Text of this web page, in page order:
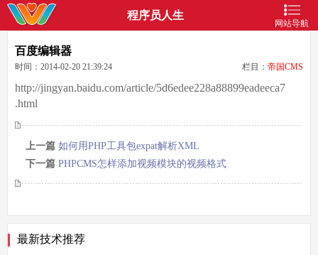
程序员人生
网站导航
百度编辑器
栏目： 帝国CMS
时间：2014-02-20 21:39:24
http://jingyan.baidu.com/article/5d6edee228a88899eadeeca7
.html
上一篇 如何用PHP工具包expat解析XML
下一篇 PHPCMS怎样添加视频模块的视频格式
最新技术推荐